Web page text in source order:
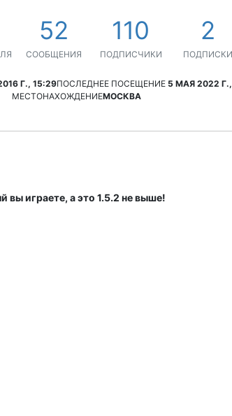
52
СООБЩЕНИЯ
110
ПОДПИСЧИКИ
2
ПОДПИСКИ
Г., 15:29ПОСЛЕДНЕЕ ПОСЕЩЕНИЕ 5 МАЯ 2022
МЕСТОНАХОЖДЕНИЕМОСКВА
вы играете, а это 1.5.2 не выше!